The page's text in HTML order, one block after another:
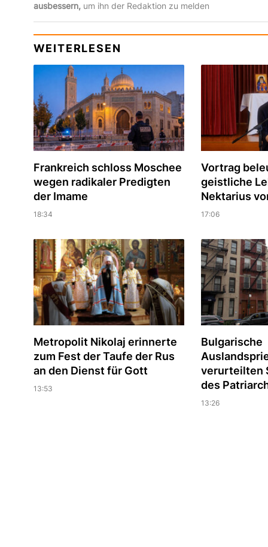
ausbessern,um ihn der Redaktion zu melden
WEITERLESEN
Frankreich schloss Moschee
wegen radikaler Predigten
der Imame
18:34
Vortrag
geistliche
Nektarius
17:06
Metropolit Nikolaj erinnerte
zum Fest der Taufe der Rus
an den Dienst für Gott
13:53
Bulgarische
verurteilten
des
13:26